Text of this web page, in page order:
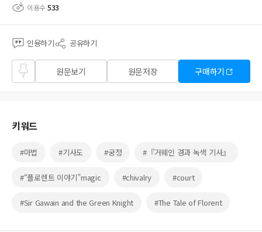
이용수533
인용하기 공유하기
즐겨
찾기
원문보기 원문저장 구매하기
키워드
#마법 #기사도 #궁정 #『거웨인 경과 녹색 기사』
#“플로렌트 이야기”magic #chivalry #court
#Sir Gawain and the Green Knight #The Tale of Florent